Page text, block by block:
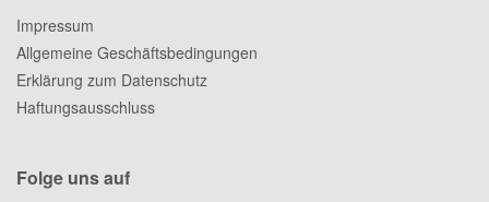
Impressum
Allgemeine Geschäftsbedingungen
Erklärung zum Datenschutz
Haftungsausschluss
Folge uns auf